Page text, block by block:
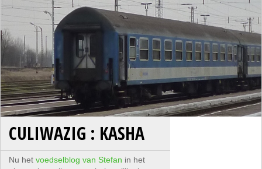
CULIWAZIG : KASHA
Nu hetvoedselblog van Stefan in het